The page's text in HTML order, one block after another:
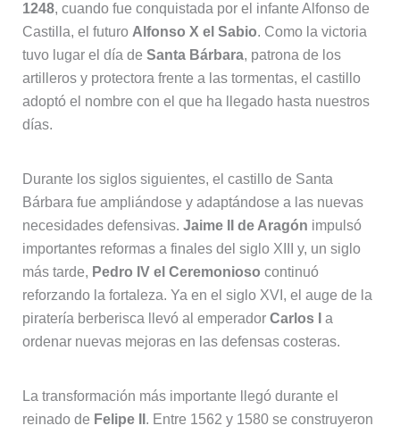
1248, cuando fue conquistada por el infante Alfonso de
Castilla, el futuro Alfonso X el Sabio. Como la victoria
tuvo lugar el día de Santa Bárbara, patrona de los
artilleros y protectora frente a las tormentas, el castillo
adoptó el nombre con el que ha llegado hasta nuestros
días.
Durante los siglos siguientes, el castillo de Santa
Bárbara fue ampliándose y adaptándose a las nuevas
necesidades defensivas. Jaime II de Aragón impulsó
importantes reformas a finales del siglo XIII y, un siglo
más tarde, Pedro IV el Ceremonioso continuó
reforzando la fortaleza. Ya en el siglo XVI, el auge de la
piratería berberisca llevó al emperador Carlos I
a
ordenar nuevas mejoras en las defensas costeras.
La transformación más importante llegó durante el
reinado de Felipe II . Entre 1562 y 1580 se construyeron